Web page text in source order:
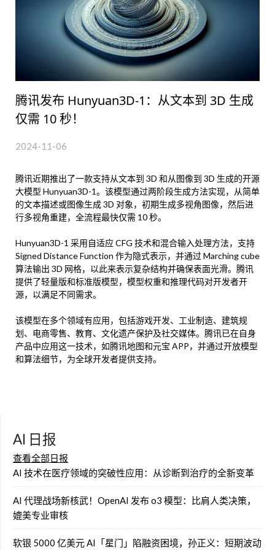
腾讯发布 Hunyuan3D-1：从文本到 3D 生成
仅需 10 秒！
2024-11-06
腾讯近期推出了一款支持从文本到 3D 和从图像到 3D 生成的开源
大模型 Hunyuan3D-1。该模型通过两阶段生成方法实现，从简单
的文本描述或图像生成 3D 对象，初期生成多视角图像，然后进
行多视角重建，全流程最快仅需 10 秒。
Hunyuan3D-1 采用自适应 CFG 技术和混合输入处理方法，支持
Signed Distance Function 作为隐式表示，并通过 Marching cube
算法输出 3D 网格，以此来表示复杂结构并确保表面光滑。腾讯
提供了轻量版和标准版模型，模型权重和推理代码对开发者开
源，以满足不同需求。
该模型在多个领域有应用，包括游戏开发、工业制造、建筑规
划、电商零售、教育、文化遗产保护及社交媒体。腾讯已在自身
产品中应用这一技术，如腾讯地图和元宝 APP，并通过开放模型
和算法细节，为全球开发者提供支持。
AI 日报
查看全部日报
AI 技术在医疗领域的突破性应用：从诊断到治疗的全新变革
AI 代理战场新核武！OpenAI 发布 o3 模型：比肩人类决策，
媲美专业审核
软银 5000 亿美元 AI「星门」陷融资困境，孙正义：短期波动